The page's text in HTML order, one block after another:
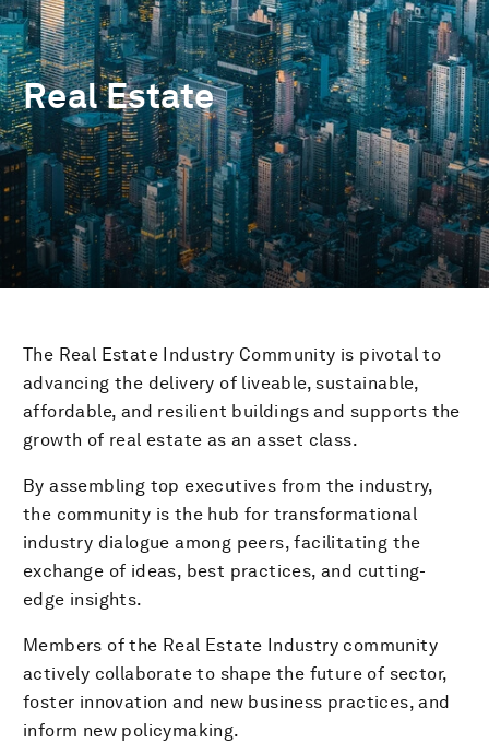
Real Estate
The Real Estate Industry Community is pivotal to
advancing the delivery of liveable, sustainable,
affordable, and resilient buildings and supports the
growth of real estate as an asset class.
By assembling top executives from the industry,
the community is the hub for transformational
industry dialogue among peers, facilitating the
exchange of ideas, best practices, and cutting-
edge insights.
Members of the Real Estate Industry community
actively collaborate to shape the future of sector,
foster innovation and new business practices, and
inform new policymaking.